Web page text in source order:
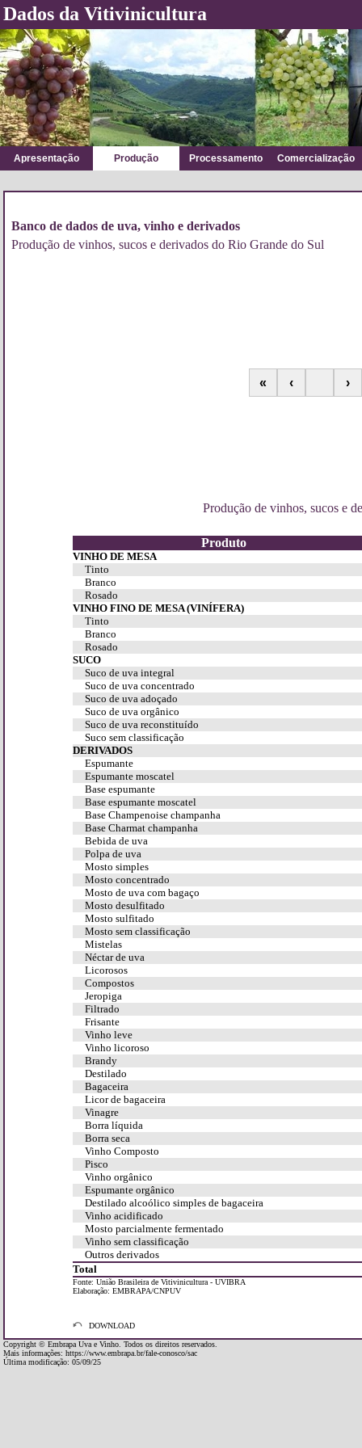
Dados da Vitivinicultura
Apresentação Produção Processamento Comercialização
Banco de dados de uva, vinho e derivados
Produção de vinhos, sucos e derivados do Rio Grande do Sul
« ‹ ›
Produção de vinhos, sucos e
Produto
VINHO DE MESA
Tinto
Branco
Rosado
VINHO FINO DE MESA (VINÍFERA)
Tinto
Branco
Rosado
SUCO
Suco de uva integral
Suco de uva concentrado
Suco de uva adoçado
Suco de uva orgânico
Suco de uva reconstituído
Suco sem classificação
DERIVADOS
Espumante
Espumante moscatel
Base espumante
Base espumante moscatel
Base Champenoise champanha
Base Charmat champanha
Bebida de uva
Polpa de uva
Mosto simples
Mosto concentrado
Mosto de uva com bagaço
Mosto desulfitado
Mosto sulfitado
Mosto sem classificação
Mistelas
Néctar de uva
Licorosos
Compostos
Jeropiga
Filtrado
Frisante
Vinho leve
Vinho licoroso
Brandy
Destilado
Bagaceira
Licor de bagaceira
Vinagre
Borra líquida
Borra seca
Vinho Composto
Pisco
Vinho orgânico
Espumante orgânico
Destilado alcoólico simples de bagaceira
Vinho acidificado
Mosto parcialmente fermentado
Vinho sem classificação
Outros derivados
Total
Fonte: União Brasileira de Vitivinicultura - UVIBRA
Elaboração: EMBRAPA/CNPUV
DOWNLOAD
Copyright © Embrapa Uva e Vinho. Todos os direitos reservados.
Mais informações: https://www.embrapa.br/fale-conosco/sac
Última modificação: 05/09/25